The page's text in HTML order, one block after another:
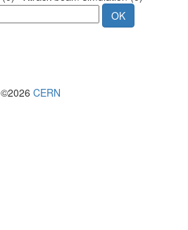
©2026 CERN